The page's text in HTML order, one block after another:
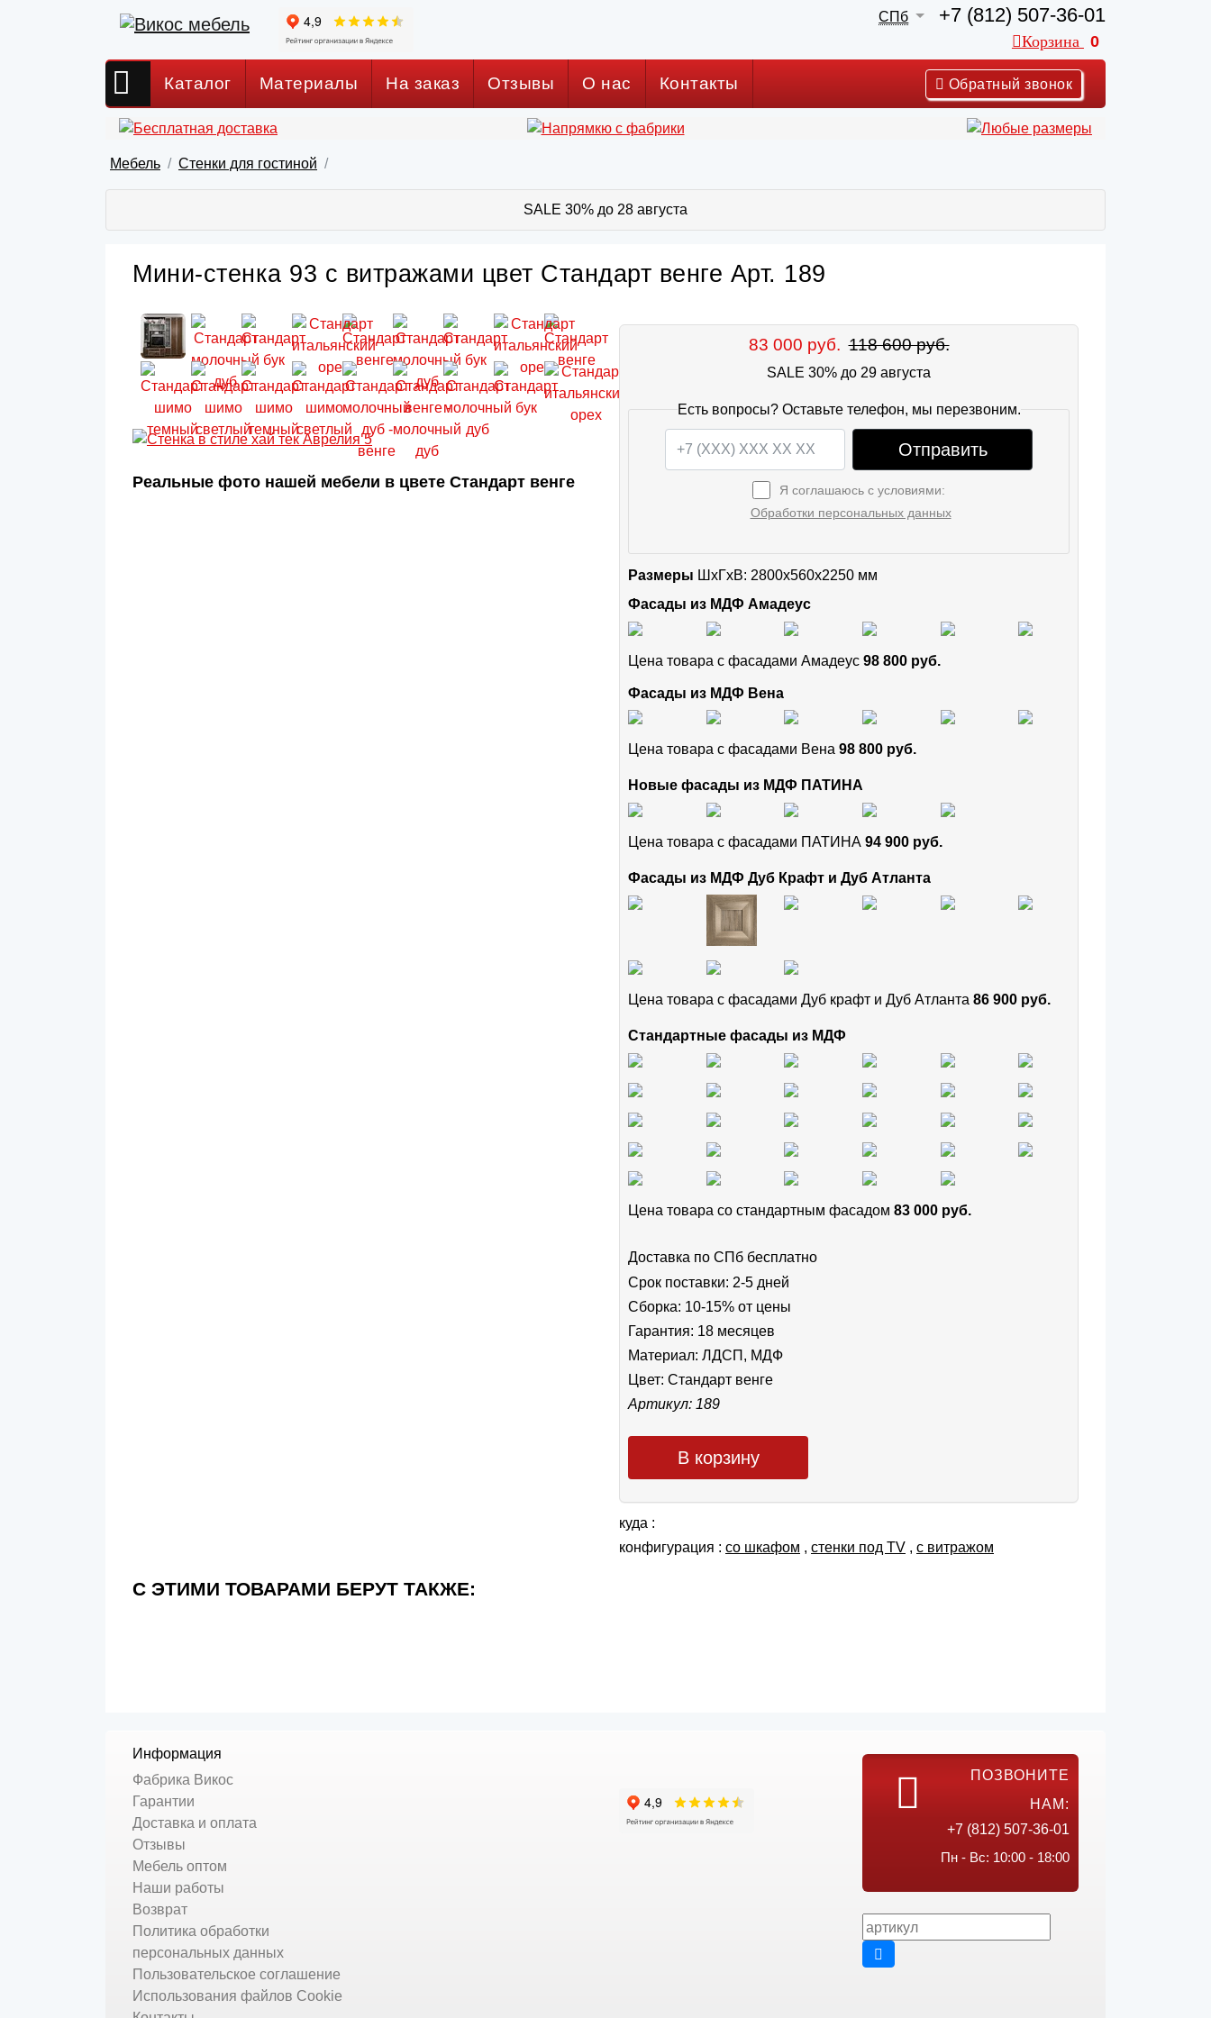
СПб +7 (812) 507-36-01
Корзина 0
Каталог Материалы На заказ Отзывы О нас Контакты Обратный звонок
Мебель Стенки для гостиной
SALE 30% до 28 августа
Мини-стенка 93 с витражами цвет Стандарт венге Арт. 189
Реальные фото нашей мебели в цвете Стандарт венге
83 000 руб. 118 600 руб.
SALE 30% до 29 августа
Есть вопросы? Оставьте телефон, мы перезвоним.
Отправить
Я соглашаюсь с условиями:
Обработки персональных данных
Размеры ШxГхВ: 2800x560x2250 мм
Фасады из МДФ Амадеус
Цена товара с фасадами Амадеус 98 800 руб.
Фасады из МДФ Вена
Цена товара с фасадами Вена 98 800 руб.
Новые фасады из МДФ ПАТИНА
Цена товара с фасадами ПАТИНА 94 900 руб.
Фасады из МДФ Дуб Крафт и Дуб Атланта
Цена товара с фасадами Дуб крафт и Дуб Атланта 86 900 руб.
Стандартные фасады из МДФ
Цена товара cо стандартным фасадом 83 000 руб.
Доставка по СПб бесплатно
Срок поставки: 2-5 дней
Сборка: 10-15% от цены
Гарантия: 18 месяцев
Материал: ЛДСП, МДФ
Цвет: Стандарт венге
Артикул: 189
В корзину
куда :
конфигурация : со шкафом , cтенки под TV , с витражом
С ЭТИМИ ТОВАРАМИ БЕРУТ ТАКЖЕ:
Информация
Фабрика Викос
Гарантии
Доставка и оплата
Отзывы
Мебель оптом
Наши работы
Возврат
Политика обработки
персональных данных
Пользовательское соглашение
Использования файлов Cookie
ПОЗВОНИТЕ
НАМ:
+7 (812) 507-36-01
Пн - Вс: 10:00 - 18:00